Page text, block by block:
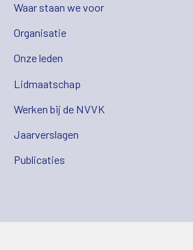
Waar staan we voor
Organisatie
Onze leden
Lidmaatschap
Werken bij de NVVK
Jaarverslagen
Publicaties